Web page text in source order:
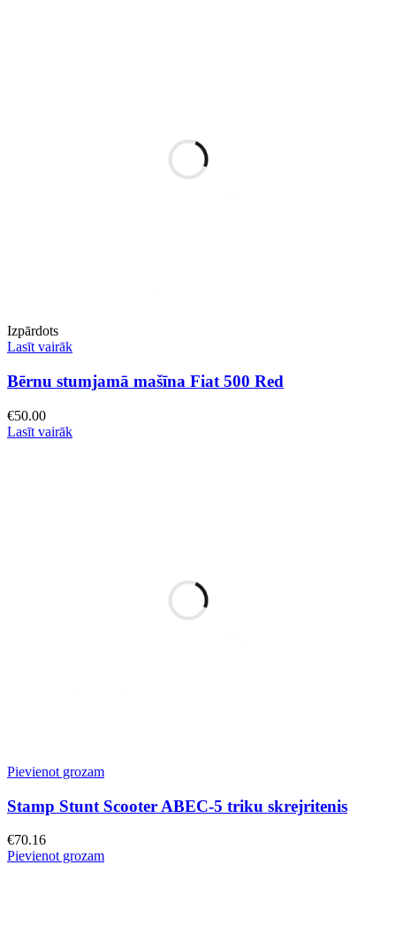
Izpārdots
Lasīt vairāk
Bērnu stumjamā mašīna Fiat 500 Red
€50.00
Lasīt vairāk
Pievienot grozam
Stamp Stunt Scooter ABEC-5 triku skrejritenis
€70.16
Pievienot grozam